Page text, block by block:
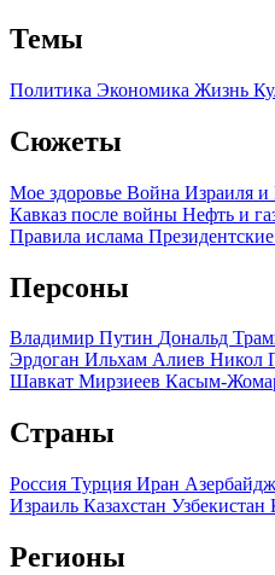
Темы
Политика Экономика Жизнь
Сюжеты
Мое здоровье Война Израиля и
Кавказ после войны Нефть и
Правила ислама
Персоны
Владимир Путин Дональд
Эрдоган Ильхам Алиев Никол
Шавкат Мирзиеев Касым-
Страны
Россия Турция Иран
Израиль Казахстан Узбекистан
Регионы